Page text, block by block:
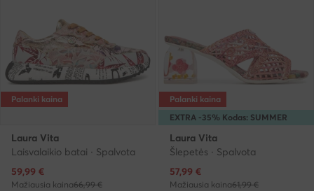
Palanki kaina
Laura Vita
Laisvalaikio batai · Spalvota
Dabartinė kaina
59,99 €
Mažiausia kaina66,99 €
EXTRA -35% Kodas: SUMMER
Palanki kaina
Laura Vita
Šlepetės · Spalvota
Dabartinė kaina
57,99 €
Mažiausia kaina61,99 €